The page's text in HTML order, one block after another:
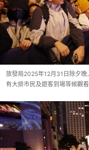
旅發局2025年12月31日除夕
有大排市民及遊客到場等候觀看